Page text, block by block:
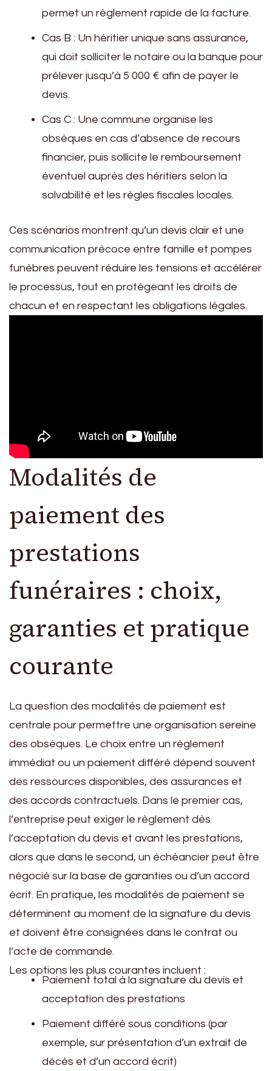
permet un règlement rapide de la facture.
Cas B : Un héritier unique sans assurance,
qui doit solliciter le notaire ou la banque pour
prélever jusqu’à 5 000 € afin de payer le
devis.
Cas C : Une commune organise les
obsèques en cas d’absence de recours
financier, puis sollicite le remboursement
éventuel auprès des héritiers selon la
solvabilité et les règles fiscales locales.
Ces scénarios montrent qu’un devis clair et une
communication précoce entre famille et pompes
funèbres peuvent réduire les tensions et accélérer
le processus, tout en protégeant les droits de
chacun et en respectant les obligations légales.
Modalités de
paiement des
prestations
funéraires : choix,
garanties et pratique
courante
La question des modalités de paiement est
centrale pour permettre une organisation sereine
des obsèques. Le choix entre un règlement
immédiat ou un paiement différé dépend souvent
des ressources disponibles, des assurances et
des accords contractuels. Dans le premier cas,
l’entreprise peut exiger le règlement dès
l’acceptation du devis et avant les prestations,
alors que dans le second, un échéancier peut être
négocié sur la base de garanties ou d’un accord
écrit. En pratique, les modalités de paiement se
déterminent au moment de la signature du devis
et doivent être consignées dans le contrat ou
l’acte de commande.
Les options les plus courantes incluent :
Paiement total à la signature du devis et
acceptation des prestations
Paiement différé sous conditions (par
exemple, sur présentation d’un extrait de
décès et d’un accord écrit)